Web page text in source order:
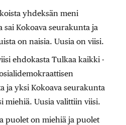
yhdeksän meni
Kokoava seurakunta ja
on naisia. Uusia on viisi.
ehdokasta Tulkaa kaikki -
ja yksi Kokoava seurakunta
miehiä. Uusia valittiin viisi.
puolet on miehiä ja puolet